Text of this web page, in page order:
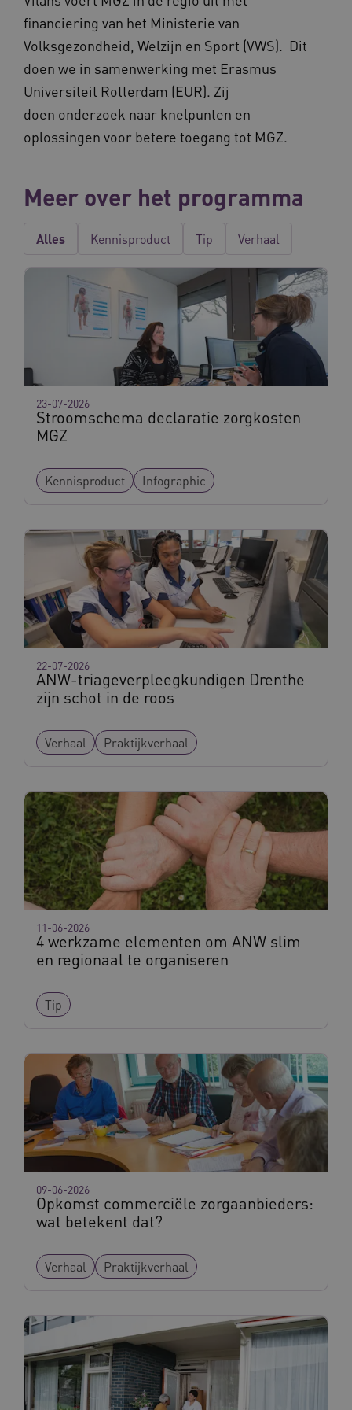
financiering van het Ministerie van
Volksgezondheid, Welzijn en Sport (VWS). Dit
doen we in samenwerking met Erasmus
Universiteit Rotterdam (EUR). Zij
doen onderzoek naar knelpunten en
oplossingen voor betere toegang tot MGZ.
Meer over het programma
Alles Kennisproduct Tip Verhaal
Stroomschema declaratie zorgkosten
MGZ
23-07-2026
Kennisproduct Infographic
ANW-triageverpleegkundigen Drenthe
zijn schot in de roos
22-07-2026
Verhaal Praktijkverhaal
4 werkzame elementen om ANW slim
en regionaal te organiseren
11-06-2026
Tip
Opkomst commerciële zorgaanbieders:
wat betekent dat?
09-06-2026
Verhaal Praktijkverhaal
Naam
Provider
__Secure-ROLLOUT_TOKEN
.youtube.com
UMB_SESSION
www.vilans.nl
Cloudflare Inc.
VISITOR_PRIVACY_METADATA
YouTube
.youtube.com
5
4 weken
ARRAffinity
Corporation
.vilans.nl
ARRAffinitySameSite
Microsoft
Corporation
.vilans.nl
Sessie
CookieScriptConsent
CookieScript
FPLC .vilans.nl
ASLBSA